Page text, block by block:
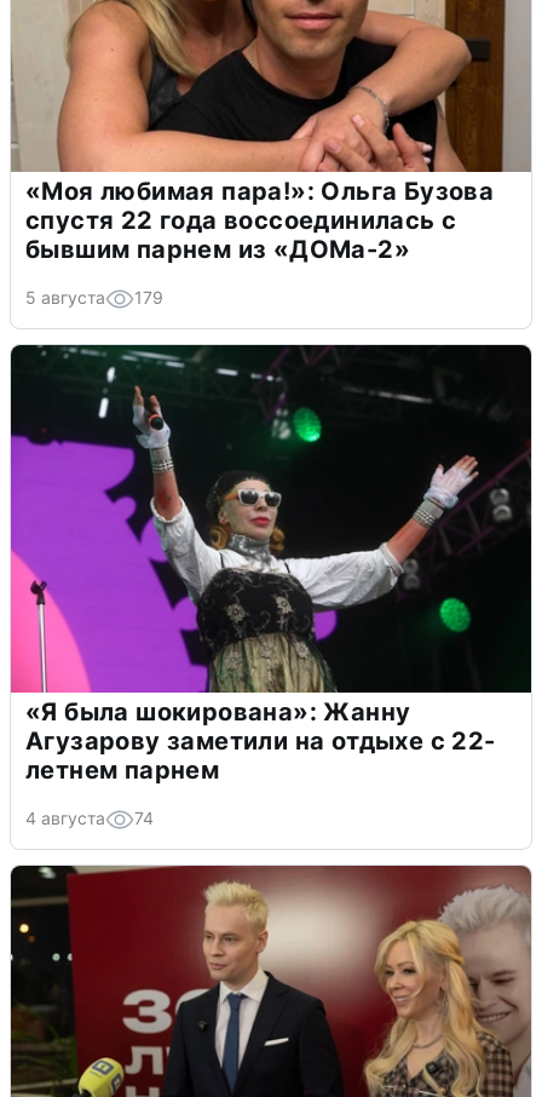
«Моя любимая пара!»: Ольга Бузова
спустя 22 года воссоединилась с
бывшим парнем из «ДОМа-2»
5 августа 179
«Я была шокирована»: Жанну
Агузарову заметили на отдыхе с 22-
летнем парнем
4 августа 74